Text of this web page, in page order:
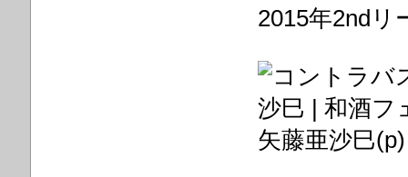
2015年2ndリ
矢藤亜沙巳(p)